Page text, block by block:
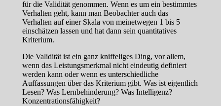
für die Validität genommen. Wenn es um ein bestimmtes
Verhalten geht, kann man Beobachter auch das
Verhalten auf einer Skala von meinetwegen 1 bis 5
einschätzen lassen und hat dann sein quantitatives
Kriterium.
Die Validität ist ein ganz kniffeliges Ding, vor allem,
wenn das Leistungsmerkmal nicht eindeutig definiert
werden kann oder wenn es unterschiedliche
Auffassungen über das Kriterium gibt. Was ist eigentlich
Lesen? Was Lernbehinderung? Was Intelligenz?
Konzentrationsfähigkeit?